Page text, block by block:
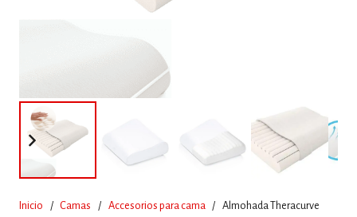
Inicio / Camas / Accesorios para cama / Almohada Theracurve